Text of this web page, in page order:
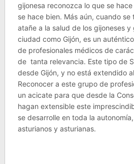
gijonesa reconozca lo que se
se hace bien. Más aún, cuando
atañe a la salud de los gijoneses y
ciudad como Gijón, es un
de profesionales médicos de
de tanta relevancia. Este tipo de
desde Gijón, y no está extendido
Reconocer a este grupo de
un acicate para que desde la
hagan extensible este
se desarrolle en toda la
asturianos y asturianas.